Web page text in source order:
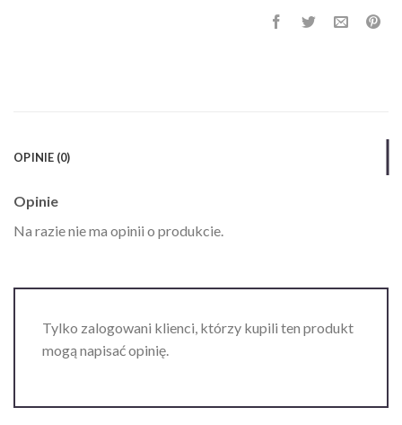
OPINIE (0)
Opinie
Na razie nie ma opinii o produkcie.
Tylko zalogowani klienci, którzy kupili ten produkt
mogą napisać opinię.